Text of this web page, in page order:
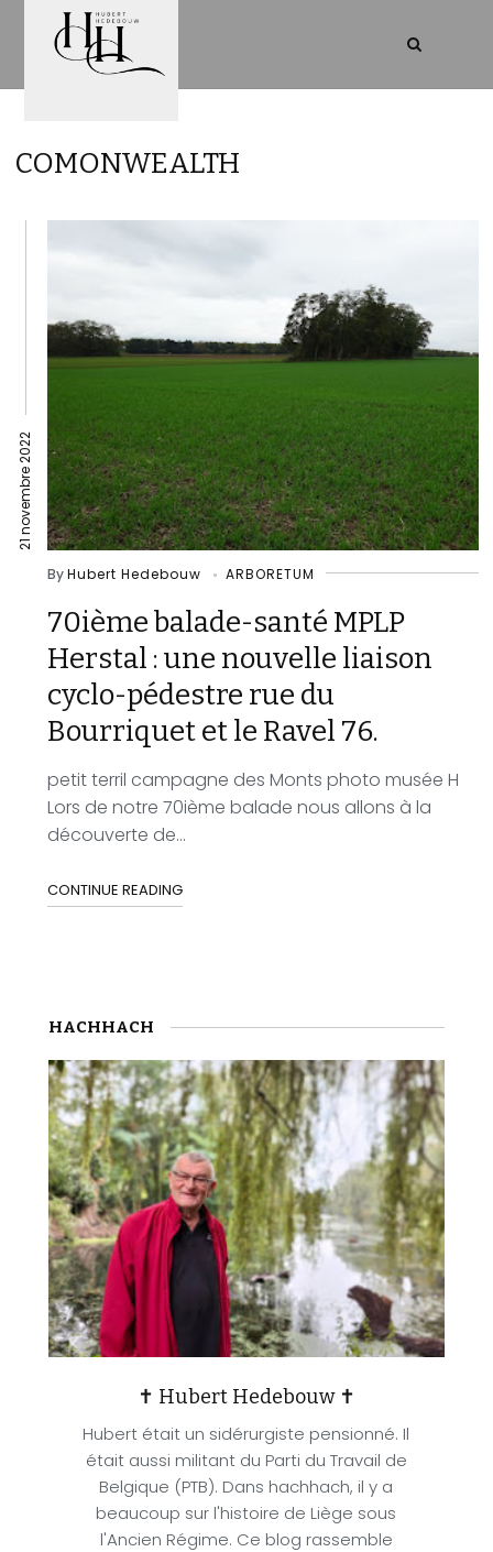
COMONWEALTH
21 novembre 2022
ByHubert Hedebouw ARBORETUM
70ième balade-santé MPLP
Herstal : une nouvelle liaison
cyclo-pédestre rue du
Bourriquet et le Ravel 76.
petit terril campagne des Monts photo musée H
Lors de notre 70ième balade nous allons à la
découverte de...
CONTINUE READING
HACHHACH
✝ Hubert Hedebouw ✝
Hubert était un sidérurgiste pensionné. Il
était aussi militant du Parti du Travail de
Belgique (PTB). Dans hachhach, il y a
beaucoup sur l'histoire de Liège sous
l'Ancien Régime. Ce blog rassemble